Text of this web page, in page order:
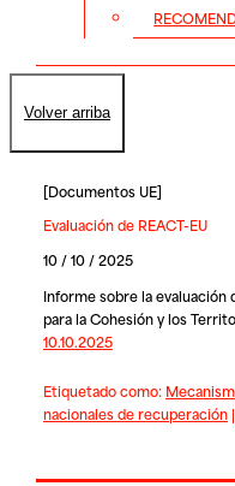
Volver arriba
[Documentos UE]
Evaluación de REACT-EU
10 / 10 / 2025
Informe sobre la evaluación
para la Cohesión y los
10.10.2025
Etiquetado como:
nacionales de recuperación|